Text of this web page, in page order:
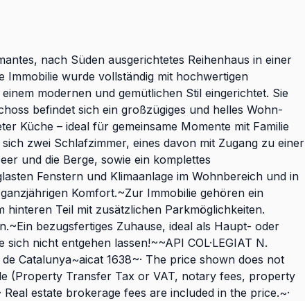
nach Süden ausgerichtetes Reihenhaus in einer
Immobilie wurde vollständig mit hochwertigen
modernen und gemütlichen Stil eingerichtet. Sie
befindet sich ein großzügiges und helles Wohn-
Küche – ideal für gemeinsame Momente mit Familie
zwei Schlafzimmer, eines davon mit Zugang zu einer
und die Berge, sowie ein komplettes
Fenstern und Klimaanlage im Wohnbereich und in
Komfort.~Zur Immobilie gehören ein
Teil mit zusätzlichen Parkmöglichkeiten.
bezugsfertiges Zuhause, ideal als Haupt- oder
nicht entgehen lassen!~~API COL·LEGIAT N.
Catalunya~aicat 1638~· The price shown does not
(Property Transfer Tax or VAT, notary fees, property
estate brokerage fees are included in the price.~·